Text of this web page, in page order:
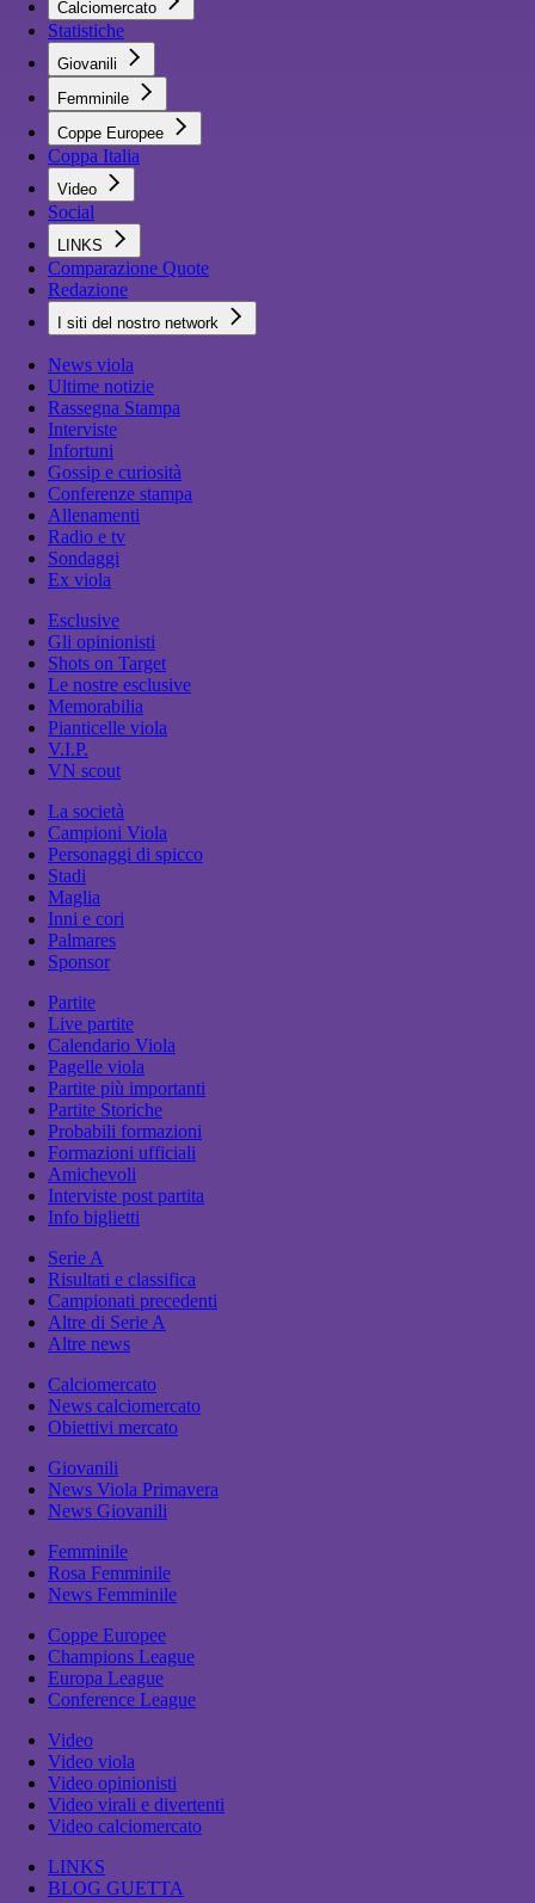
Calciomercato
Statistiche
Giovanili
Femminile
Coppe Europee
Coppa Italia
Video
Social
LINKS
Comparazione Quote
Redazione
I siti del nostro network
News viola
Ultime notizie
Rassegna Stampa
Interviste
Infortuni
Gossip e curiosità
Conferenze stampa
Allenamenti
Radio e tv
Sondaggi
Ex viola
Esclusive
Gli opinionisti
Shots on Target
Le nostre esclusive
Memorabilia
Pianticelle viola
V.I.P.
VN scout
La società
Campioni Viola
Personaggi di spicco
Stadi
Maglia
Inni e cori
Palmares
Sponsor
Partite
Live partite
Calendario Viola
Pagelle viola
Partite più importanti
Partite Storiche
Probabili formazioni
Formazioni ufficiali
Amichevoli
Interviste post partita
Info biglietti
Serie A
Risultati e classifica
Campionati precedenti
Altre di Serie A
Altre news
Calciomercato
News calciomercato
Obiettivi mercato
Giovanili
News Viola Primavera
News Giovanili
Femminile
Rosa Femminile
News Femminile
Coppe Europee
Champions League
Europa League
Conference League
Video
Video viola
Video opinionisti
Video virali e divertenti
Video calciomercato
LINKS
BLOG GUETTA